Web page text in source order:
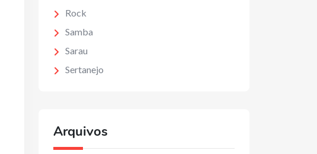
Rock
Samba
Sarau
Sertanejo
Arquivos